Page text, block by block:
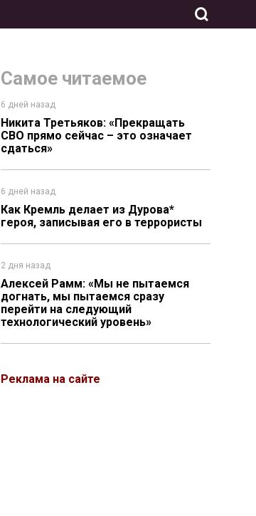
Самое читаемое
6 дней назад
Никита Третьяков: «Прекращать
СВО прямо сейчас – это означает
сдаться»
6 дней назад
Как Кремль делает из Дурова*
героя, записывая его в террористы
2 дня назад
Алексей Рамм: «Мы не пытаемся
догнать, мы пытаемся сразу
перейти на следующий
технологический уровень»
Реклама на сайте